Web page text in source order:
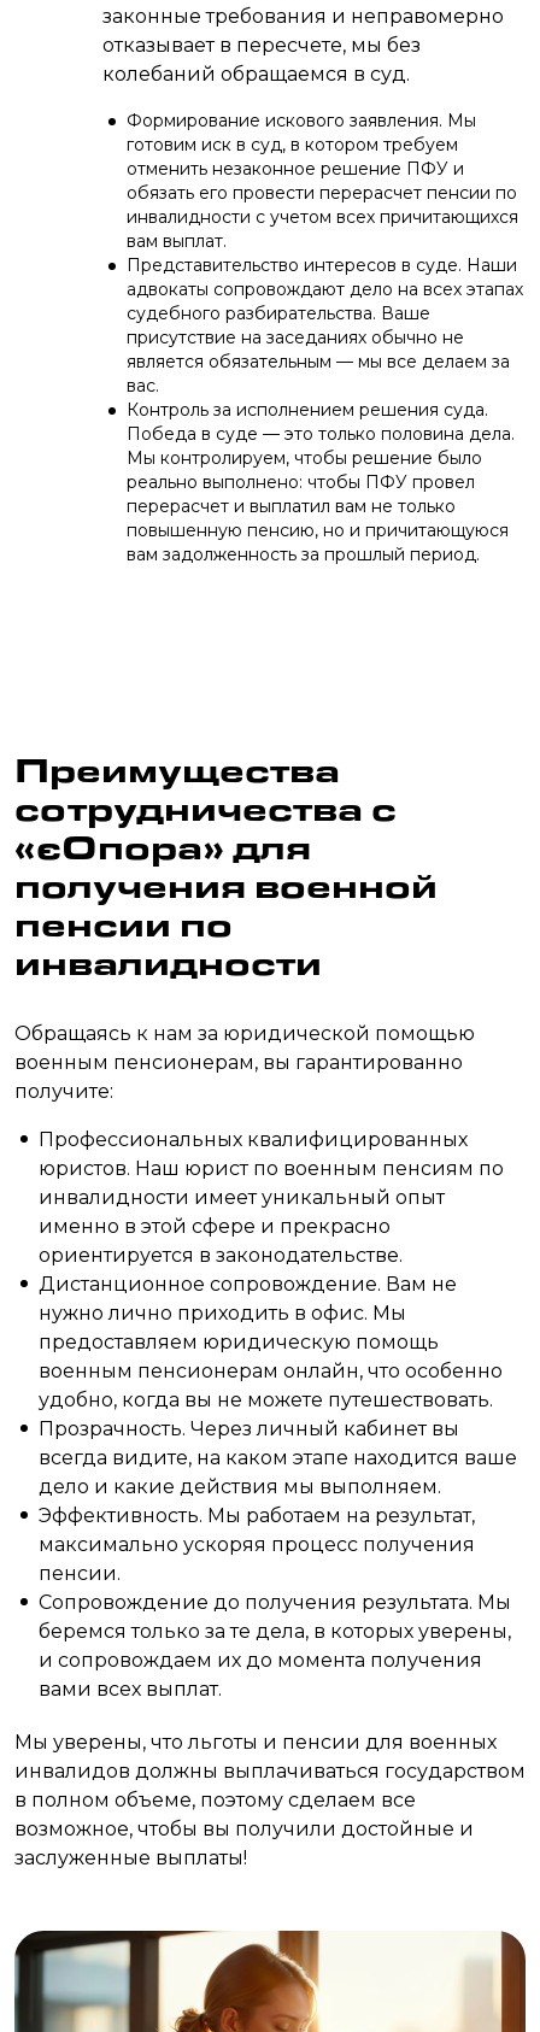
законные требования и неправомерно
отказывает в пересчете, мы без
колебаний обращаемся в суд.
Формирование искового заявления. Мы
готовим иск в суд, в котором требуем
отменить незаконное решение ПФУ и
обязать его провести перерасчет пенсии по
инвалидности с учетом всех причитающихся
вам выплат.
Представительство интересов в суде. Наши
адвокаты сопровождают дело на всех этапах
судебного разбирательства. Ваше
присутствие на заседаниях обычно не
является обязательным — мы все делаем за
вас.
Контроль за исполнением решения суда.
Победа в суде — это только половина дела.
Мы контролируем, чтобы решение было
реально выполнено: чтобы ПФУ провел
перерасчет и выплатил вам не только
повышенную пенсию, но и причитающуюся
вам задолженность за прошлый период.
Преимущества
сотрудничества с
«єОпора» для
получения военной
пенсии по
инвалидности
Обращаясь к нам за юридической помощью
военным пенсионерам, вы гарантированно
получите:
Профессиональных квалифицированных
юристов. Наш юрист по военным пенсиям по
инвалидности имеет уникальный опыт
именно в этой сфере и прекрасно
ориентируется в законодательстве.
Дистанционное сопровождение. Вам не
нужно лично приходить в офис. Мы
предоставляем юридическую помощь
военным пенсионерам онлайн, что особенно
удобно, когда вы не можете путешествовать.
Прозрачность. Через личный кабинет вы
всегда видите, на каком этапе находится ваше
дело и какие действия мы выполняем.
Эффективность. Мы работаем на результат,
максимально ускоряя процесс получения
пенсии.
Сопровождение до получения результата. Мы
беремся только за те дела, в которых уверены,
и сопровождаем их до момента получения
вами всех выплат.
Мы уверены, что льготы и пенсии для военных
инвалидов должны выплачиваться государством
в полном объеме, поэтому сделаем все
возможное, чтобы вы получили достойные и
заслуженные выплаты!